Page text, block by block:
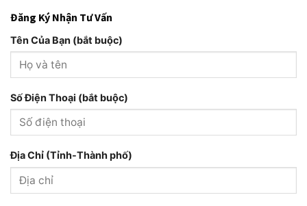
Đăng Ký Nhận Tư Vấn
Tên Của Bạn (bắt buộc)
Số Điện Thoại (bắt buộc)
Địa Chỉ (Tỉnh-Thành phố)